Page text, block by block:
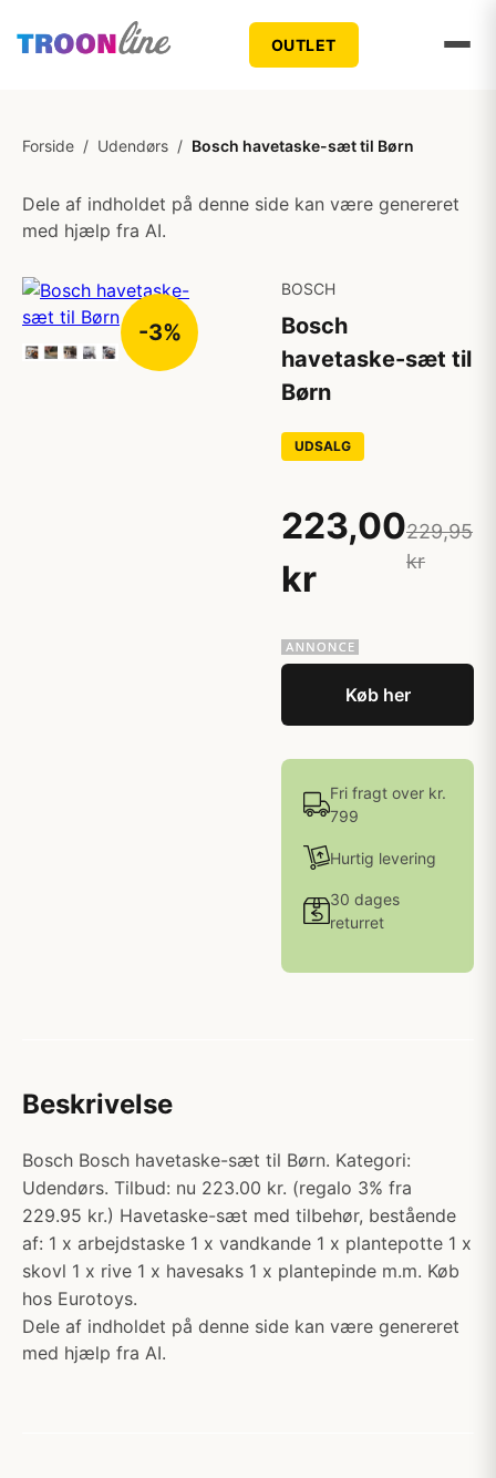
OUTLET
Forside / Udendørs / Bosch havetaske-sæt til Børn
Dele af indholdet på denne side kan være genereret
med hjælp fra AI.
-3%
BOSCH
Bosch
havetaske-sæt til
Børn
UDSALG
223,00
kr
229,95
kr
Køb her
Fri fragt over kr.
799
Hurtig levering
30 dages
returret
Beskrivelse
Bosch Bosch havetaske-sæt til Børn. Kategori:
Udendørs. Tilbud: nu 223.00 kr. (regalo 3% fra
229.95 kr.) Havetaske-sæt med tilbehør, bestående
af: 1 x arbejdstaske 1 x vandkande 1 x plantepotte 1 x
skovl 1 x rive 1 x havesaks 1 x plantepinde m.m. Køb
hos Eurotoys.
Dele af indholdet på denne side kan være genereret
med hjælp fra AI.